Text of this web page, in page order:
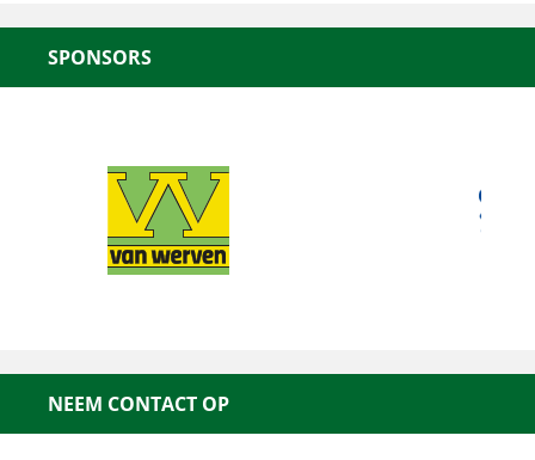
SPONSORS
NEEM CONTACT OP